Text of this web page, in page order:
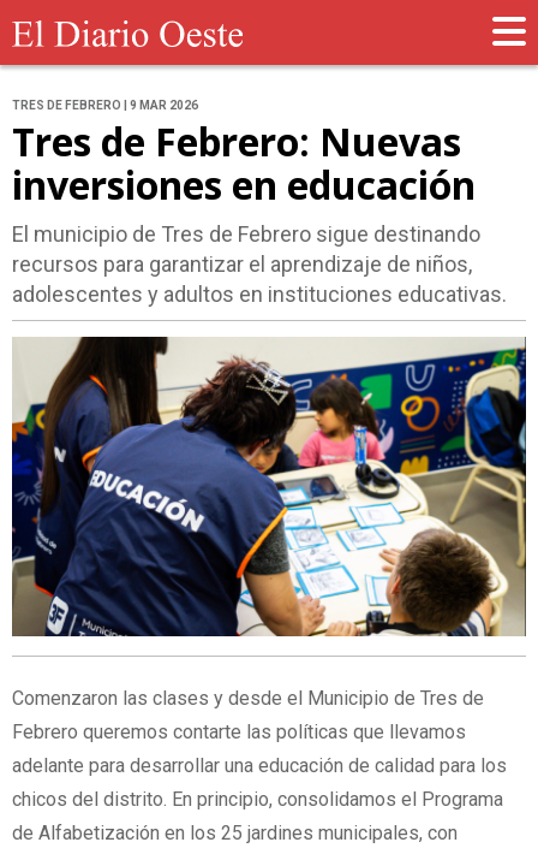
TRES DE FEBRERO | 9 MAR 2026
Tres de Febrero: Nuevas
inversiones en educación
El municipio de Tres de Febrero sigue destinando
recursos para garantizar el aprendizaje de niños,
adolescentes y adultos en instituciones educativas.
Comenzaron las clases y desde el Municipio de Tres de
Febrero queremos contarte las políticas que llevamos
adelante para desarrollar una educación de calidad para los
chicos del distrito. En principio, consolidamos el Programa
de Alfabetización en los 25 jardines municipales, con